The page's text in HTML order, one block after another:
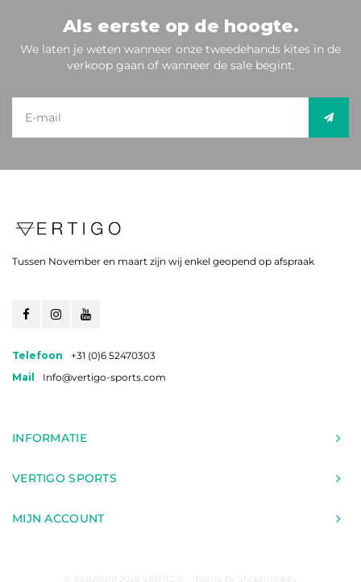
Als eerste op de hoogte.
We laten je weten wanneer onze tweedehands kites in de
verkoop gaan of wanneer de sale begint.
Tussen November en maart zijn wij enkel geopend op afspraak
Telefoon
+31 (0)6 52470303
Mail
Info@vertigo-sports.com
INFORMATIE
VERTIGO SPORTS
MIJN ACCOUNT
© Copyright 2026 VERTIGO - Theme by Shopmonkey